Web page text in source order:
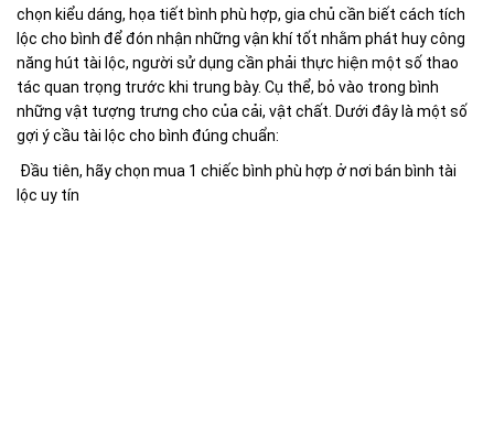
chọn kiểu dáng, họa tiết bình phù hợp, gia chủ cần biết cách tích
lộc cho bình để đón nhận những vận khí tốt nhằm phát huy công
năng hút tài lộc, người sử dụng cần phải thực hiện một số thao
tác quan trọng trước khi trung bày. Cụ thể, bỏ vào trong bình
những vật tượng trưng cho của cải, vật chất. Dưới đây là một số
gợi ý cầu tài lộc cho bình đúng chuẩn:
Đầu tiên, hãy chọn mua 1 chiếc bình phù hợp ở nơi bán bình tài
lộc uy tín